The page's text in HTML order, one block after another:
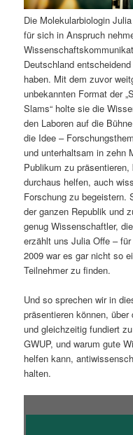
h
a
l
t
s
p
r
i
n
g
e
n
I
n
h
a
l
t
s
p
r
i
n
g
e
n
Die Molekularbiologin
für sich in Anspruch
Deutschland
haben. Mit dem zuvor
unbekannten Format der
Slams“ holte sie die
den Laboren auf die
die Idee –
und unterhaltsam in zehn
Publikum zu präsentieren,
durchaus helfen, auch
Forschung zu begeistern.
der ganzen Republik und
genug Wissenschaftler,
erzählt uns Julia Offe –
2009 war es gar nicht so
Teilnehmer zu finden.
Und so sprechen wir in
präsentieren können,
und gleichzeitig fundiert
GWUP, und warum gute
helfen kann,
halten.